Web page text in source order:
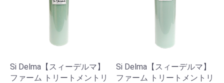
Si Delma【スィーデルマ】
ファーム トリートメントリ
Si Delma【スィーデルマ】
ファーム トリートメントリ